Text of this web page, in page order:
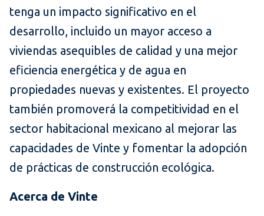
tenga un impacto significativo en el
desarrollo, incluido un mayor acceso a
viviendas asequibles de calidad y una mejor
eficiencia energética y de agua en
propiedades nuevas y existentes. El proyecto
también promoverá la competitividad en el
sector habitacional mexicano al mejorar las
capacidades de Vinte y fomentar la adopción
de prácticas de construcción ecológica.
Acerca de Vinte